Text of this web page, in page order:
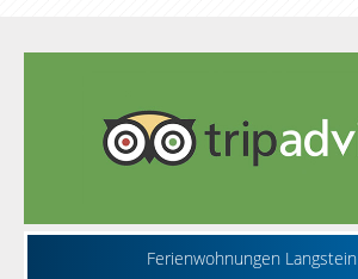
Ferienwohnungen Langstein